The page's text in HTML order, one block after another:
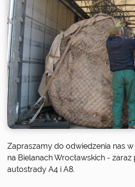
Zapraszamy do odwiedzenia nas
na Bielanach Wrocławskich -
autostrady A4 i A8.